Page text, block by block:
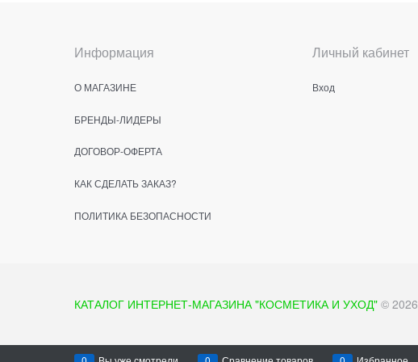
Информация
О МАГАЗИНЕ
БРЕНДЫ-ЛИДЕРЫ
ДОГОВОР-ОФЕРТА
КАК СДЕЛАТЬ ЗАКАЗ?
ПОЛИТИКА БЕЗОПАСНОСТИ
Личный кабинет
Вход
КАТАЛОГ ИНТЕРНЕТ-МАГАЗИНА "КОСМЕТИКА И УХОД" © 2026